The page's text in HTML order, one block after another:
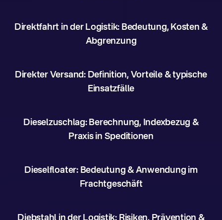
Direktfahrt in der Logistik: Bedeutung, Kosten &
Abgrenzung
Direkter Versand: Definition, Vorteile & typische
Einsatzfälle
Dieselzuschlag: Berechnung, Indexbezug &
Praxis in Speditionen
Dieselfloater: Bedeutung & Anwendung im
Frachtgeschäft
Diebstahl in der Logistik: Risiken, Prävention &